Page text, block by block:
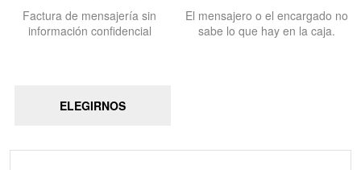
Factura de mensajería sin
información confidencial
El mensajero o el encargado no
sabe lo que hay en la caja.
ELEGIRNOS